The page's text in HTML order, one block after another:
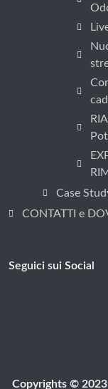
Case
CONTATTI e
Seguici sui Social
Copyrights © 2023